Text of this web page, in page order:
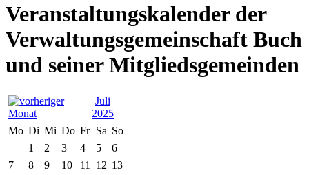
Veranstaltungskalender der
Verwaltungsgemeinschaft Buch
und seiner Mitgliedsgemeinden
Juli
2025
Mo Di Mi Do Fr Sa So
1
2 3 4 5
6
7
8 9 10 11 12 13